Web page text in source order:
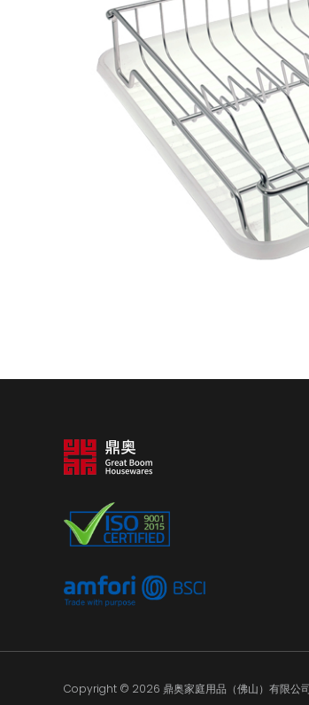
Copyright © 2026 鼎奥家庭用品（佛山）有限公